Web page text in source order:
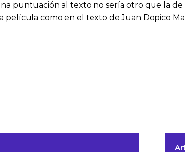
puntuación al texto no sería otro que la
película como en el texto de Juan Dopico